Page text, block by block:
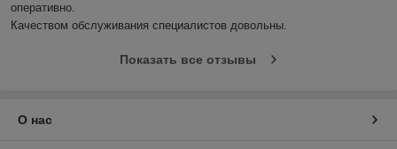
оперативно.
Качеством обслуживания специалистов довольны.
Показать все отзывы
О нас